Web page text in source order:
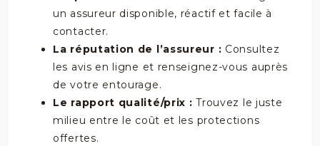
un assureur disponible, réactif et facile à
contacter.
La réputation de l’assureur : Consultez
les avis en ligne et renseignez-vous auprès
de votre entourage.
Le rapport qualité/prix :Trouvez le juste
milieu entre le coût et les protections
offertes.